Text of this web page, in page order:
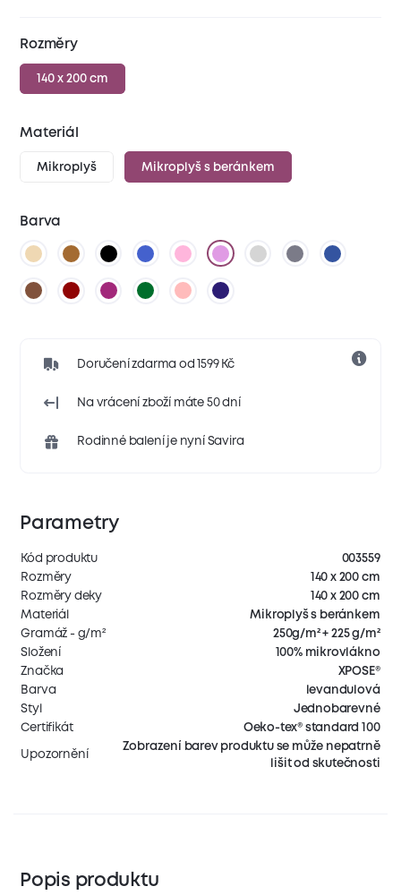
Rozměry
140 x 200 cm
Materiál
Mikroplyš Mikroplyš s beránkem
Barva
Doručení zdarma od 1599 Kč
Na vrácení zboží máte 50 dní
Rodinné balení je nyní Savira
Parametry
Kód produktu
003559
Rozměry
140 x 200 cm
Rozměry deky
140 x 200 cm
Materiál
Mikroplyš s beránkem
Gramáž - g/m²
250g/m² + 225 g/m²
Složení
100% mikrovlákno
Značka
XPOSE®
Barva
levandulová
Styl
Jednobarevné
Certifikát
Oeko-tex® standard 100
Upozornění
Zobrazení barev produktu se může nepatrně
lišit od skutečnosti
Popis produktu